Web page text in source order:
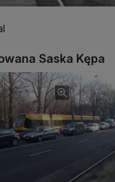
Saska Kępa